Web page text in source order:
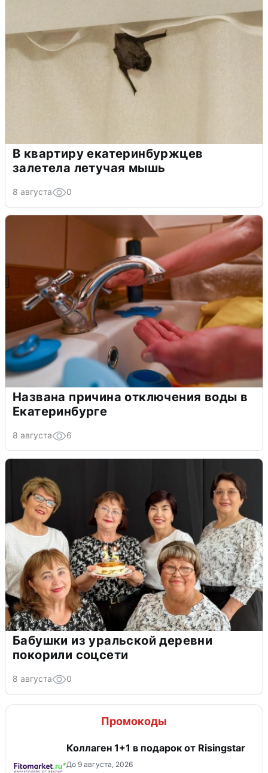
В квартиру екатеринбуржцев
залетела летучая мышь
8 августа 0
Названа причина отключения воды в
Екатеринбурге
8 августа 6
Бабушки из уральской деревни
покорили соцсети
8 августа 0
Промокоды
Коллаген 1+1 в подарок от Risingstar
До 9 августа, 2026